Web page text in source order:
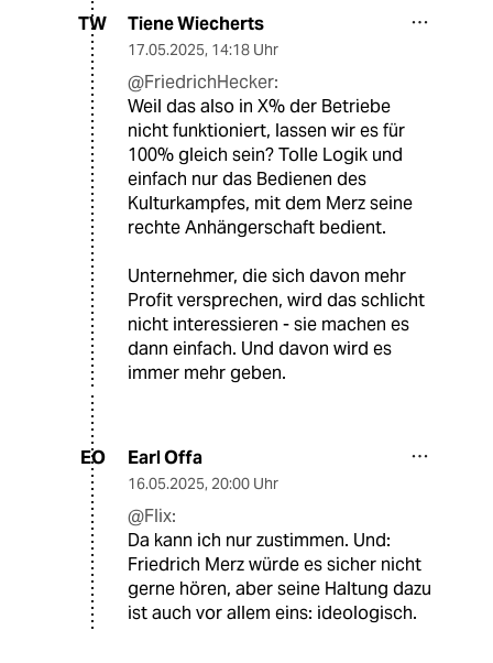
TW Tiene Wiecherts
17.05.2025, 14:18 Uhr
@FriedrichHecker:
Weil das also in X% der Betriebe
nicht funktioniert, lassen wir es für
100% gleich sein? Tolle Logik und
einfach nur das Bedienen des
Kulturkampfes, mit dem Merz seine
rechte Anhängerschaft bedient.
Unternehmer, die sich davon mehr
Profit versprechen, wird das schlicht
nicht interessieren - sie machen es
dann einfach. Und davon wird es
immer mehr geben.
EO Earl Offa
16.05.2025, 20:00 Uhr
@Flix:
Da kann ich nur zustimmen. Und:
Friedrich Merz würde es sicher nicht
gerne hören, aber seine Haltung dazu
ist auch vor allem eins: ideologisch.